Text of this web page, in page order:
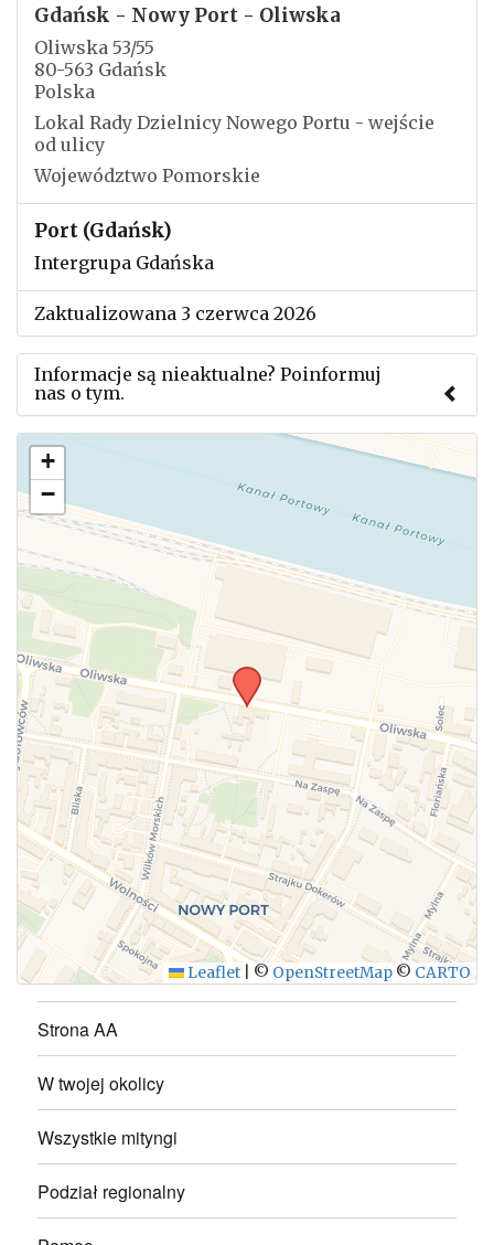
Gdańsk - Nowy Port - Oliwska
Oliwska 53/55
80-563 Gdańsk
Polska
Lokal Rady Dzielnicy Nowego Portu - wejście
od ulicy
Województwo Pomorskie
Port (Gdańsk)
Intergrupa Gdańska
Zaktualizowana 3 czerwca 2026
Informacje są nieaktualne? Poinformuj
nas o tym.
Użyj tego formularza aby przesłać informację o
zmianach w powyższym mityngu.
WYŚLIJ
+
−
Leaflet © OpenStreetMap © CARTO
Strona AA
W twojej okolicy
Wszystkie mityngi
Podział regionalny